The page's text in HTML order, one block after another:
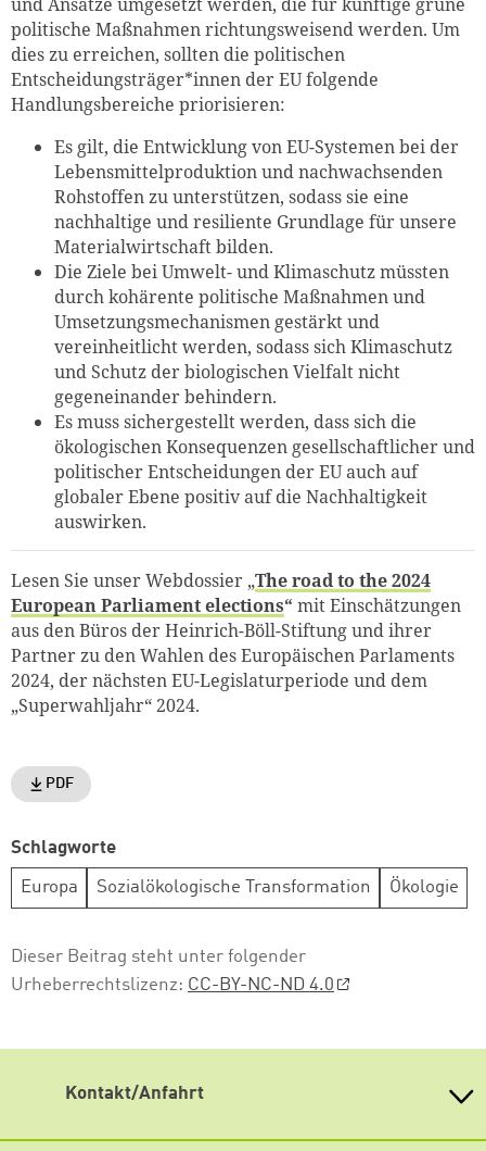
politische Maßnahmen richtungsweisend werden. Um
dies zu erreichen, sollten die politischen
Entscheidungsträger*innen der EU folgende
Handlungsbereiche priorisieren:
Es gilt, die Entwicklung von EU-Systemen bei der
Lebensmittelproduktion und nachwachsenden
Rohstoffen zu unterstützen, sodass sie eine
nachhaltige und resiliente Grundlage für unsere
Materialwirtschaft bilden.
Die Ziele bei Umwelt- und Klimaschutz müssten
durch kohärente politische Maßnahmen und
Umsetzungsmechanismen gestärkt und
vereinheitlicht werden, sodass sich Klimaschutz
und Schutz der biologischen Vielfalt nicht
gegeneinander behindern.
Es muss sichergestellt werden, dass sich die
ökologischen Konsequenzen gesellschaftlicher und
politischer Entscheidungen der EU auch auf
globaler Ebene positiv auf die Nachhaltigkeit
auswirken.
Lesen Sie unser Webdossier „The road to the 2024
European Parliament elections“ mit Einschätzungen
aus den Büros der Heinrich-Böll-Stiftung und ihrer
Partner zu den Wahlen des Europäischen Parlaments
2024, der nächsten EU-Legislaturperiode und dem
„Superwahljahr“ 2024.
PDF
Schlagworte
Europa Sozialökologische Transformation Ökologie
Dieser Beitrag steht unter folgender
Urheberrechtslizenz: CC-BY-NC-ND 4.0
Kontakt/Anfahrt